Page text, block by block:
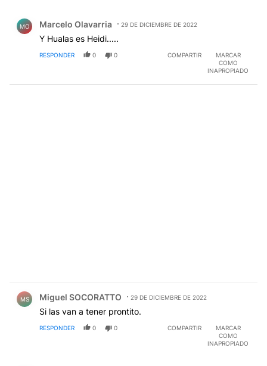
MO Marcelo Olavarria 29 DE DICIEMBRE DE 2022
Y Hualas es Heidi.....
RESPONDER 0 0 COMPARTIR
MARCAR
COMO
INAPROPIADO
MS Miguel SOCORATTO 29 DE DICIEMBRE DE 2022
Si las van a tener prontito.
RESPONDER 0 0 COMPARTIR
MARCAR
COMO
INAPROPIADO